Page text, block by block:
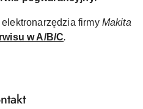
firmyMakita
w A/B/C.